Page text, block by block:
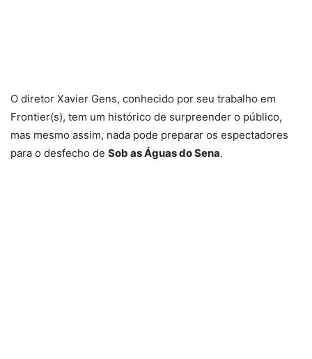
O diretor Xavier Gens, conhecido por seu trabalho em
Frontier(s), tem um histórico de surpreender o público,
mas mesmo assim, nada pode preparar os espectadores
para o desfecho de Sob as Águas do Sena.